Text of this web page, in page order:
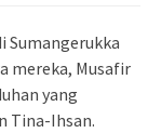
Sumangerukka
mereka, Musafir
yang
Tina-Ihsan.